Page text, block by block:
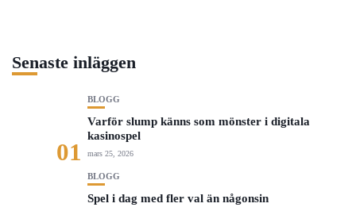
Senaste inläggen
01
BLOGG
Varför slump känns som mönster i digitala
kasinospel
mars 25, 2026
BLOGG
Spel i dag med fler val än någonsin